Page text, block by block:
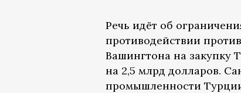
Речь идёт об
противодействии
Вашингтона на закупку
на 2,5 млрд долларов.
промышленности